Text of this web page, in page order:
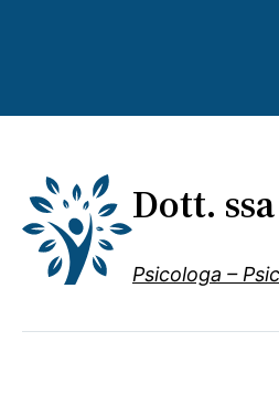
Dott.
Psicologa –